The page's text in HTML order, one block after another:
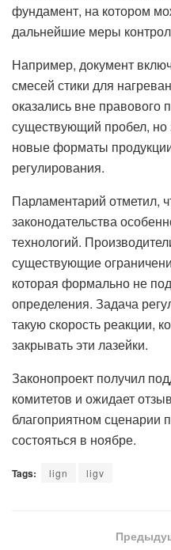
фундамент, на котором
дальнейшие меры
Например, документ
смесей стики для
оказались вне правового
существующий пробел, но
новые форматы
регулирования.
Парламентарий отметил,
законодательства
технологий.
существующие
которая формально не
определения. Задача
такую скорость реакции,
закрывать эти лазейки.
Законопроект получил
комитетов и ожидает
благоприятном сценарии
состояться в ноябре.
Tags: lign ligv